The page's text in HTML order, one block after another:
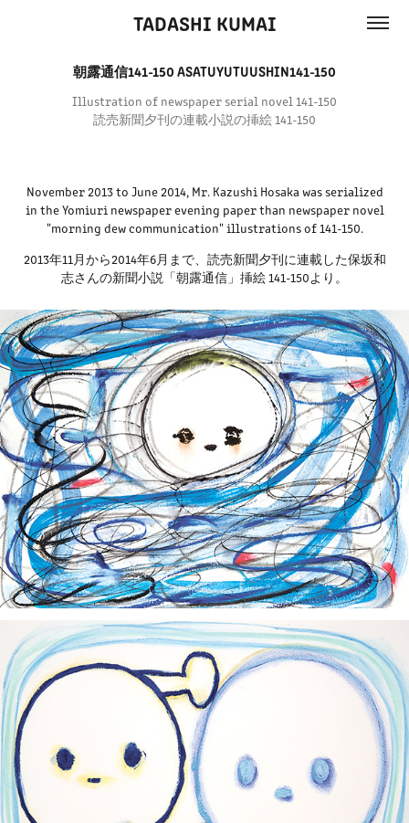
TADASHI KUMAI
朝露通信141-150 ASATUYUTUUSHIN141-150
Illustration of newspaper serial novel 141-150
読売新聞夕刊の連載小説の挿絵 141-150
November 2013 to June 2014, Mr. Kazushi Hosaka was serialized
in the Yomiuri newspaper evening paper than newspaper novel
"morning dew communication" illustrations of 141-150.
2013年11月から2014年6月まで、読売新聞夕刊に連載した保坂和
志さんの新聞小説「朝露通信」挿絵 141-150より。